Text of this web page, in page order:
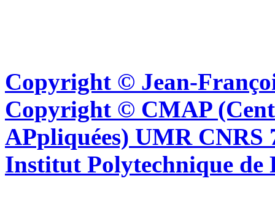
Copyright © Jean-
Copyright © CMAP
APpliquées) UMR CNRS
Institut Polytechnique de